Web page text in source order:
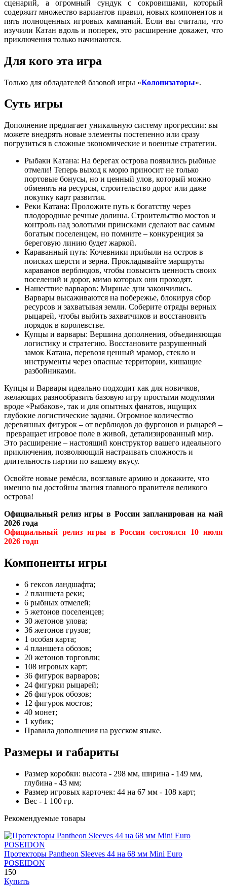
сценарий, а огромный сундук с сокровищами, который
содержит множество вариантов правил, новых компонентов и
пять полноценных игровых кампаний. Если вы считали, что
изучили Катан вдоль и поперек, это расширение докажет, что
приключения только начинаются.
Для кого эта игра
Только для обладателей базовой игры «Колонизаторы».
Суть игры
Дополнение предлагает уникальную систему прогрессии: вы
можете внедрять новые элементы постепенно или сразу
погрузиться в сложные экономические и военные стратегии.
Рыбаки Катана: На берегах острова появились рыбные
отмели! Теперь выход к морю приносит не только
портовые бонусы, но и ценный улов, который можно
обменять на ресурсы, строительство дорог или даже
покупку карт развития.
Реки Катана: Проложите путь к богатству через
плодородные речные долины. Строительство мостов и
контроль над золотыми приисками сделают вас самым
богатым поселенцем, но помните – конкуренция за
береговую линию будет жаркой.
Караванный путь: Кочевники прибыли на остров в
поисках шерсти и зерна. Прокладывайте маршруты
караванов верблюдов, чтобы повысить ценность своих
поселений и дорог, мимо которых они проходят.
Нашествие варваров: Мирные дни закончились.
Варвары высаживаются на побережье, блокируя сбор
ресурсов и захватывая земли. Соберите отряды верных
рыцарей, чтобы выбить захватчиков и восстановить
порядок в королевстве.
Купцы и варвары: Вершина дополнения, объединяющая
логистику и стратегию. Восстановите разрушенный
замок Катана, перевозя ценный мрамор, стекло и
инструменты через опасные территории, кишащие
разбойниками.
Купцы и Варвары идеально подходит как для новичков,
желающих разнообразить базовую игру простыми модулями
вроде «Рыбаков», так и для опытных фанатов, ищущих
глубокие логистические задачи. Огромное количество
деревянных фигурок – от верблюдов до фургонов и рыцарей –
превращает игровое поле в живой, детализированный мир.
Это расширение – настоящий конструктор вашего идеального
приключения, позволяющий настраивать сложность и
длительность партии по вашему вкусу.
Освойте новые ремёсла, возглавьте армию и докажите, что
именно вы достойны звания главного правителя великого
острова!
Официальный релиз игры в России запланирован на май
2026 года
Официальный релиз игры в России состоялся 10 июля
2026 годп
Компоненты игры
6 гексов ландшафта;
2 планшета реки;
6 рыбных отмелей;
5 жетонов поселенцев;
30 жетонов улова;
36 жетонов грузов;
1 особая карта;
4 планшета обозов;
20 жетонов торговли;
108 игровых карт;
36 фигурок варваров;
24 фигурки рыцарей;
26 фигурок обозов;
12 фигурок мостов;
40 монет;
1 кубик;
Правила дополнения на русском языке.
Размеры и габариты
Размер коробки: высота - 298 мм, ширина - 149 мм,
глубина - 43 мм;
Размер игровых карточек: 44 на 67 мм - 108 карт;
Вес - 1 100 гр.
Рекомендуемые товары
Протекторы Pantheon Sleeves 44 на 68 мм Mini Euro
POSEIDON
150
Купить